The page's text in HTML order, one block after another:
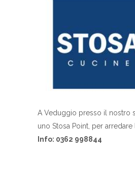
A Veduggio presso il nostro
uno Stosa Point, per arredare
Info: 0362 998844